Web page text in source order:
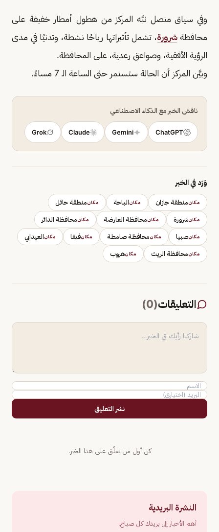
وفي سياق متصل نبَّه المركز من هطول أمطار خفيفة على
محافظةشرورة، تشمل تأثيراتها رياحًا نشطة، وتدنيًا في مدى
الرؤية الأفقية، وصواعق رعدية، على المحافظة.
وبيَّن المركز أن الحالة ستستمر حتى الساعة الـ 7 مساءً.
ناقش الخبر مع الذكاء الاصطناعي
ChatGPT
Gemini
Claude
Grok
وَرَد في الخبر
مكانمنطقة جازان مكانالباحة مكانمنطقة حائل
مكانشرورة مكانمحافظة العارضة مكانمحافظة الدائر
مكانصبيا مكانمحافظة صامطة مكانفيفا مكانالعيدابي
مكانمحافظة الريث مكانهروب
التعليقات(
0
)
نشر التعليق
كن أول من يعلّق على هذا الخبر.
النشرة البريدية
أهم الأخبار إلى بريدك كل صباح.